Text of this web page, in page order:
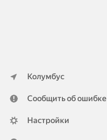
Колумбус
Сообщить об ошибке
Настройки